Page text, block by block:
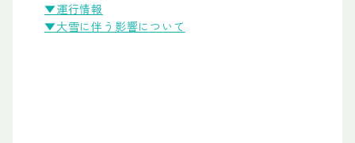
▼運行情報
▼大雪に伴う影響について